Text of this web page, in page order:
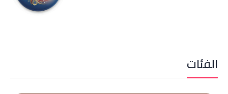
الفئات